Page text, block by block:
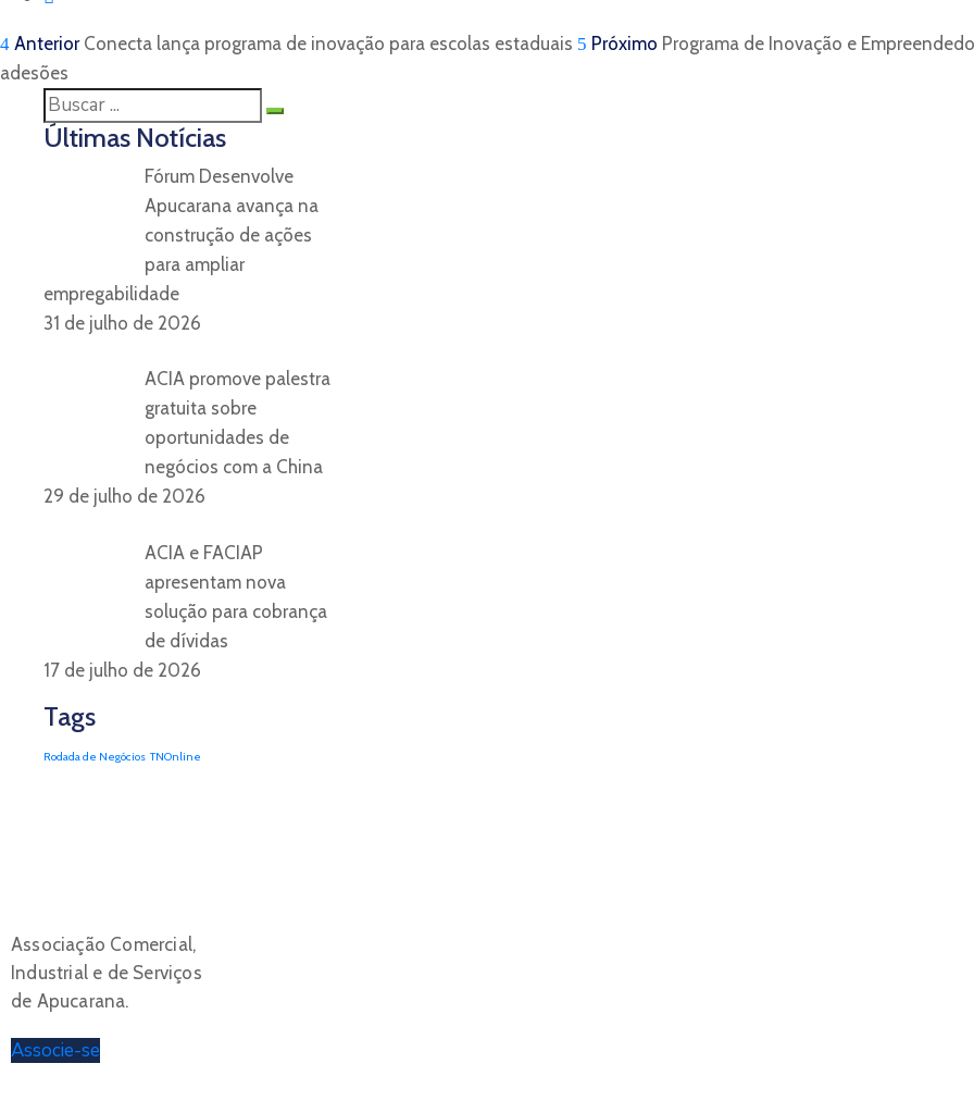
Anterior Conecta lança programa de inovação para escolas estaduais Próximo Programa de Inovação e
adesões
Últimas Notícias
Fórum Desenvolve
Apucarana avança na
construção de ações
para ampliar
empregabilidade
31 de julho de 2026
ACIA promove palestra
gratuita sobre
oportunidades de
negócios com a China
29 de julho de 2026
ACIA e FACIAP
apresentam nova
solução para cobrança
de dívidas
17 de julho de 2026
Tags
Rodada de Negócios TNOnline
Associação Comercial,
Industrial e de Serviços
de Apucarana.
Associe-se